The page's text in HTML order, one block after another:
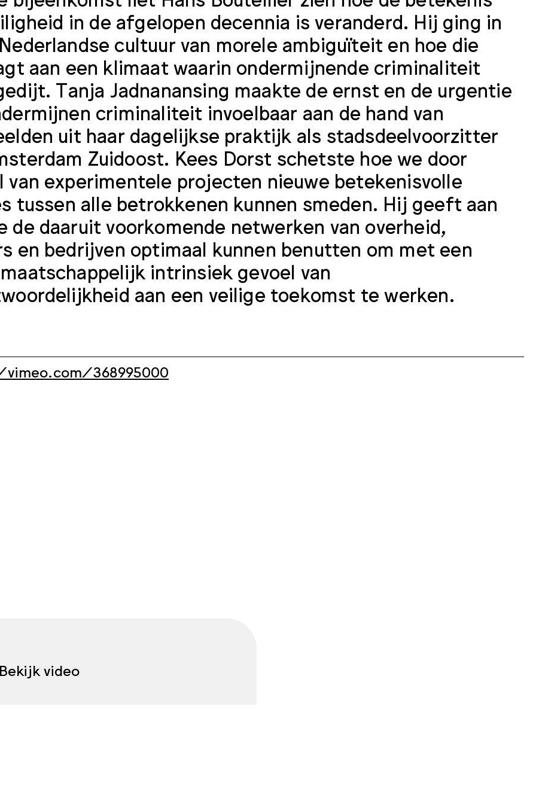
in de afgelopen decennia is veranderd. Hij ging in
cultuur van morele ambiguïteit en hoe die
aan een klimaat waarin ondermijnende criminaliteit
Tanja Jadnanansing maakte de ernst en de urgentie
criminaliteit invoelbaar aan de hand van
uit haar dagelijkse praktijk als stadsdeelvoorzitter
Zuidoost. Kees Dorst schetste hoe we door
van experimentele projecten nieuwe betekenisvolle
tussen alle betrokkenen kunnen smeden. Hij geeft aan
de daaruit voorkomende netwerken van overheid,
en bedrijven optimaal kunnen benutten om met een
intrinsiek gevoel van
aan een veilige toekomst te werken.
368995000
Bekijk video